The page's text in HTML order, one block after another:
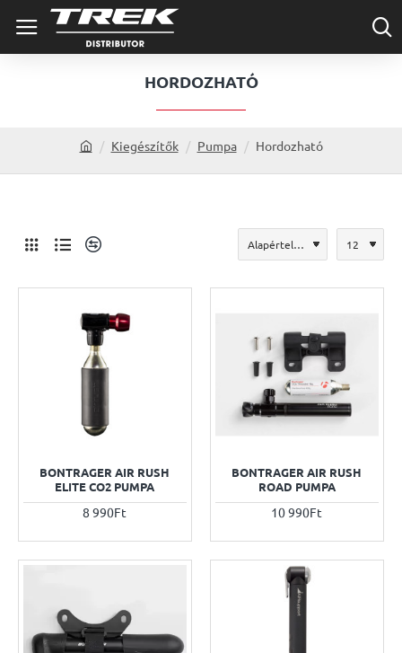
HORDOZHATÓ
o
Kiegészítők Pumpa Hordozható
BONTRAGER AIR RUSH
ELITE CO2 PUMPA
8 990Ft
BONTRAGER AIR RUSH
ROAD PUMPA
10 990Ft